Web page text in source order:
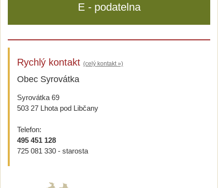
E - podatelna
Rychlý kontakt (celý kontakt »)
Obec Syrovátka
Syrovátka 69
503 27 Lhota pod Libčany
Telefon:
495 451 128
725 081 330 - starosta